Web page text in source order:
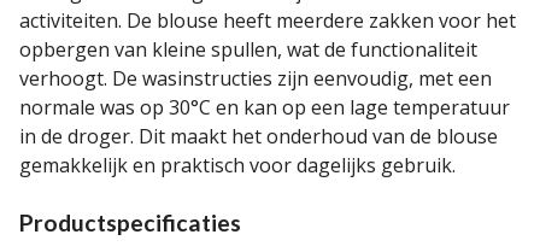
activiteiten. De blouse heeft meerdere zakken voor het
opbergen van kleine spullen, wat de functionaliteit
verhoogt. De wasinstructies zijn eenvoudig, met een
normale was op 30°C en kan op een lage temperatuur
in de droger. Dit maakt het onderhoud van de blouse
gemakkelijk en praktisch voor dagelijks gebruik.
Productspecificaties